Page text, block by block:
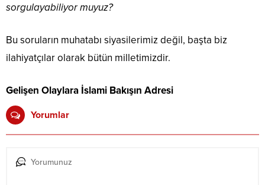
sorgulayabiliyor muyuz?
Bu soruların muhatabı siyasilerimiz değil, başta biz
ilahiyatçılar olarak bütün milletimizdir.
Gelişen Olaylara İslami Bakışın Adresi
Yorumlar